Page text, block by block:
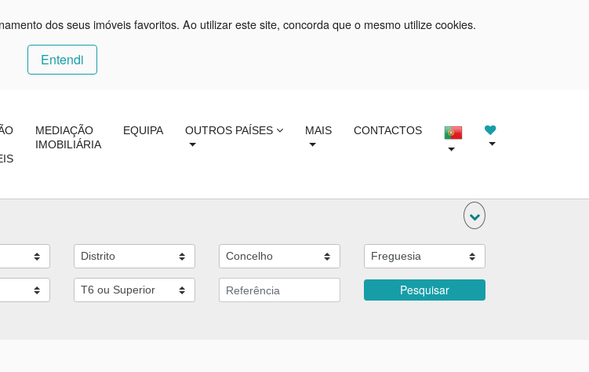
dos seus imóveis favoritos. Ao utilizar este site, concorda que o mesmo utilize cookies.
Entendi
MEDIAÇÃO
IMOBILIÁRIA
EQUIPA OUTROS PAÍSES MAIS CONTACTOS
Pesquisar